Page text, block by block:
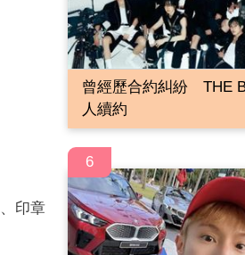
印章
曾經歷合約糾紛 THE
人續約
6